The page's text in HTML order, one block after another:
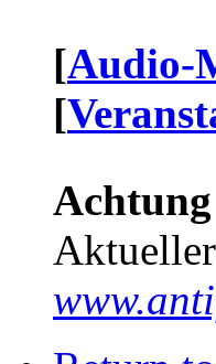
[Audio-
[